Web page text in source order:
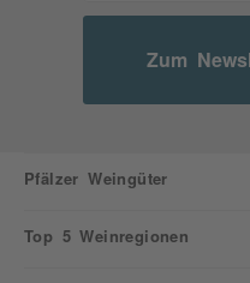
Zum
Pfälzer Weingüter
Top 5 Weinregionen